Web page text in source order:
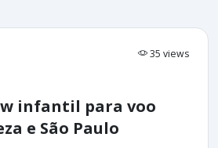
35 views
infantil para voo
e São Paulo